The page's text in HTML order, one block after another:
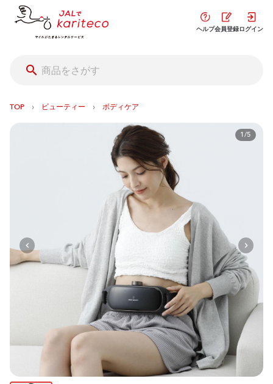
ヘルプ会員登録ログイン
TOP › ビューティー › ボディケア
1/5